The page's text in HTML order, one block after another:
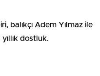
balıkçı Adem Yılmaz ile
dostluk.